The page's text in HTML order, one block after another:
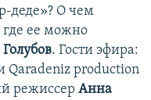
деде»? О чем
где ее можно
. Гости эфира:
Qaradeniz production
режиссер Анна